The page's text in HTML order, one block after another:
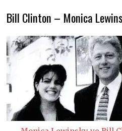
Bill Clinton – Monica